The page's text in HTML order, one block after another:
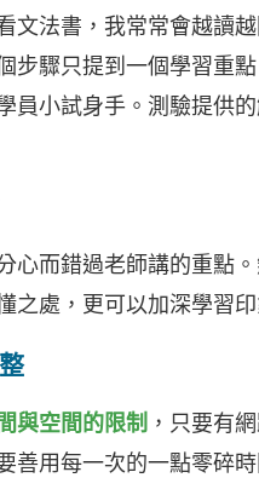
文法書，我常常會越讀
步驟只提到一個學習重
員小試身手。測驗提供的
心而錯過老師講的重點
之處，更可以加深學習印
與空間的限制 ，只要有
善用每一次的一點零碎